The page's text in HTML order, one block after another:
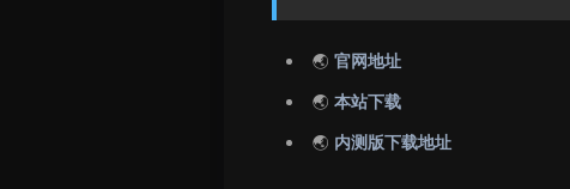
🌏 官网地址
🌏 本站下载
🌏 内测版下载地址